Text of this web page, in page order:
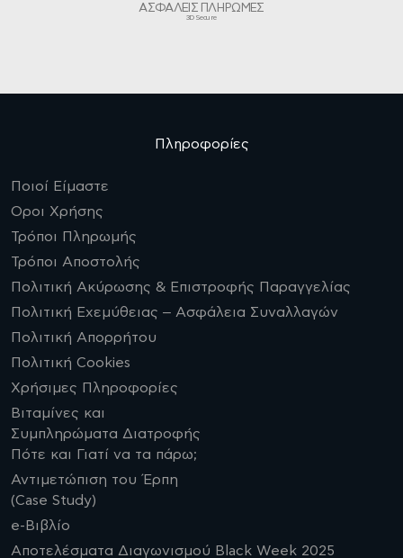
ΑΣΦΑΛΕΙΣ ΠΛΗΡΩΜΕΣ
3D Secure
Πληροφορίες
Ποιοί Είμαστε
Οροι Χρήσης
Τρόποι Πληρωμής
Τρόποι Αποστολής
Πολιτική Ακύρωσης & Επιστροφής Παραγγελίας
Πολιτική Εχεμύθειας – Ασφάλεια Συναλλαγών
Πολιτική Απορρήτου
Πολιτική Cookies
Χρήσιμες Πληροφορίες
Βιταμίνες και
Συμπληρώματα Διατροφής
Πότε και Γιατί να τα πάρω;
Αντιμετώπιση του Έρπη
(Case Study)
e-Βιβλίο
Αποτελέσματα Διαγωνισμού Black Week 2025